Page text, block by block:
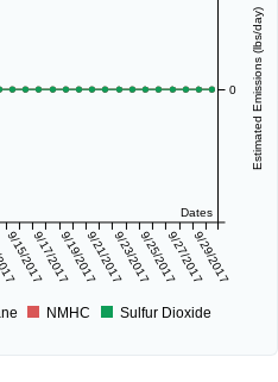
Dates
9/15/20179/17/20179/19/20179/21/20179/23/20179/25/20179/27/20179/29/2017
Estimated Emissions (lbs/day)
0
NMHC Sulfur Dioxide